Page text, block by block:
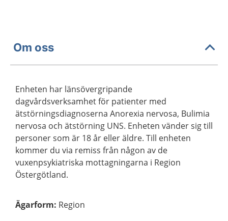
Om oss
Enheten har länsövergripande
dagvårdsverksamhet för patienter med
ätstörningsdiagnoserna Anorexia nervosa, Bulimia
nervosa och ätstörning UNS. Enheten vänder sig till
personer som är 18 år eller äldre. Till enheten
kommer du via remiss från någon av de
vuxenpsykiatriska mottagningarna i Region
Östergötland.
Ägarform: Region